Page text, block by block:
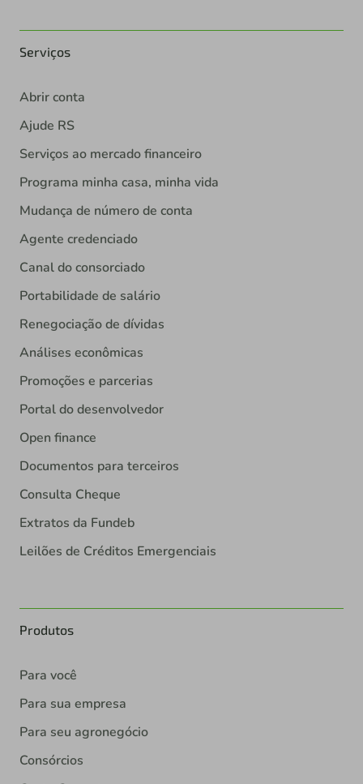
Serviços
Abrir conta
Ajude RS
Serviços ao mercado financeiro
Programa minha casa, minha vida
Mudança de número de conta
Agente credenciado
Canal do consorciado
Portabilidade de salário
Renegociação de dívidas
Análises econômicas
Promoções e parcerias
Portal do desenvolvedor
Open finance
Documentos para terceiros
Consulta Cheque
Extratos da Fundeb
Leilões de Créditos Emergenciais
Produtos
Para você
Para sua empresa
Para seu agronegócio
Consórcios